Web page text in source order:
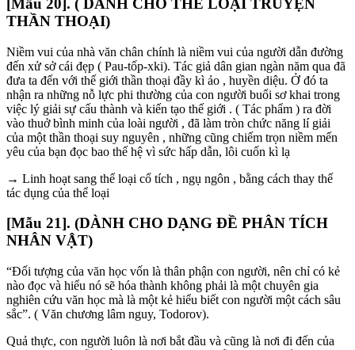
[Mẫu 20]. ( DÀNH CHO THỂ LOẠI TRUYỆN
THẦN THOẠI)
Niềm vui của nhà văn chân chính là niềm vui của người dẫn đường
đến xử sở cái đẹp ( Pau-tốp-xki). Tác giả dân gian ngàn năm qua đã
đưa ta đến với thế giới thần thoại đầy kì ảo , huyền diệu. Ở đó ta
nhận ra những nỗ lực phi thường của con người buổi sơ khai trong
việc lý giải sự cấu thành và kiến tạo thế giới . ( Tác phẩm ) ra đời
vào thuở bình minh của loài người , đã làm tròn chức năng lí giải
của một thần thoại suy nguyên , những cũng chiếm trọn niềm mến
yêu của bạn đọc bao thế hệ vì sức hấp dẫn, lôi cuốn kì lạ
→ Linh hoạt sang thể loại cổ tích , ngụ ngôn , bằng cách thay thế
tác dụng của thể loại
[Mẫu 21]. (DÀNH CHO DẠNG ĐỀ PHÂN TÍCH
NHÂN VẬT)
“Đối tượng của văn học vốn là thân phận con người, nên chỉ có kẻ
nào đọc và hiểu nó sẽ hóa thành không phải là một chuyên gia
nghiên cứu văn học mà là một kẻ hiểu biết con người một cách sâu
sắc”. ( Văn chương lâm nguy, Todorov).
Quả thực, con người luôn là nơi bắt đầu và cũng là nơi đi đến của